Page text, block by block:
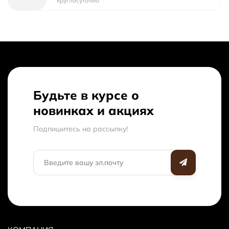
коричневый, красный, зеленый на выбор
Входная дверь Пластиковая дверь ламинированная
Санузел
Моечное отделение Душевая кабина со смесителем и
краном
Наружная покраска Американское масло varathane
электрическим током Диф узо , розетка двойная ,
Будьте в курсе о
новинках и акциях
Подпишитесь на рассылкy!